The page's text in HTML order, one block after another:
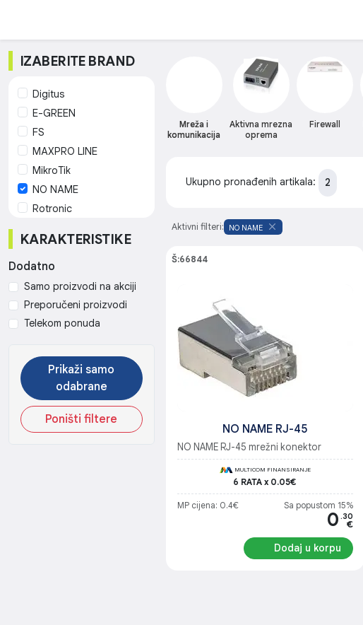
IZABERITE BRAND
Digitus
E-GREEN
FS
MAXPRO LINE
MikroTik
NO NAME
Rotronic
Ubiquiti
KARAKTERISTIKE
Dodatno
Samo proizvodi na akciji
Preporučeni proizvodi
Telekom ponuda
Prikaži samo
odabrane
Poništi filtere
Mreža i
komunikacija
Aktivna mrezna
oprema
Firewall
Ukupno pronađenih artikala: 2
Aktivni filteri: NO NAME
Š:66844
NO NAME RJ-45
NO NAME RJ-45 mrežni konektor
MULTICOM FINANSIRANJE
6 RATA x 0.05€
MP cijena: 0.4€ Sa popustom 15%
0 .30
€
Dodaj u korpu